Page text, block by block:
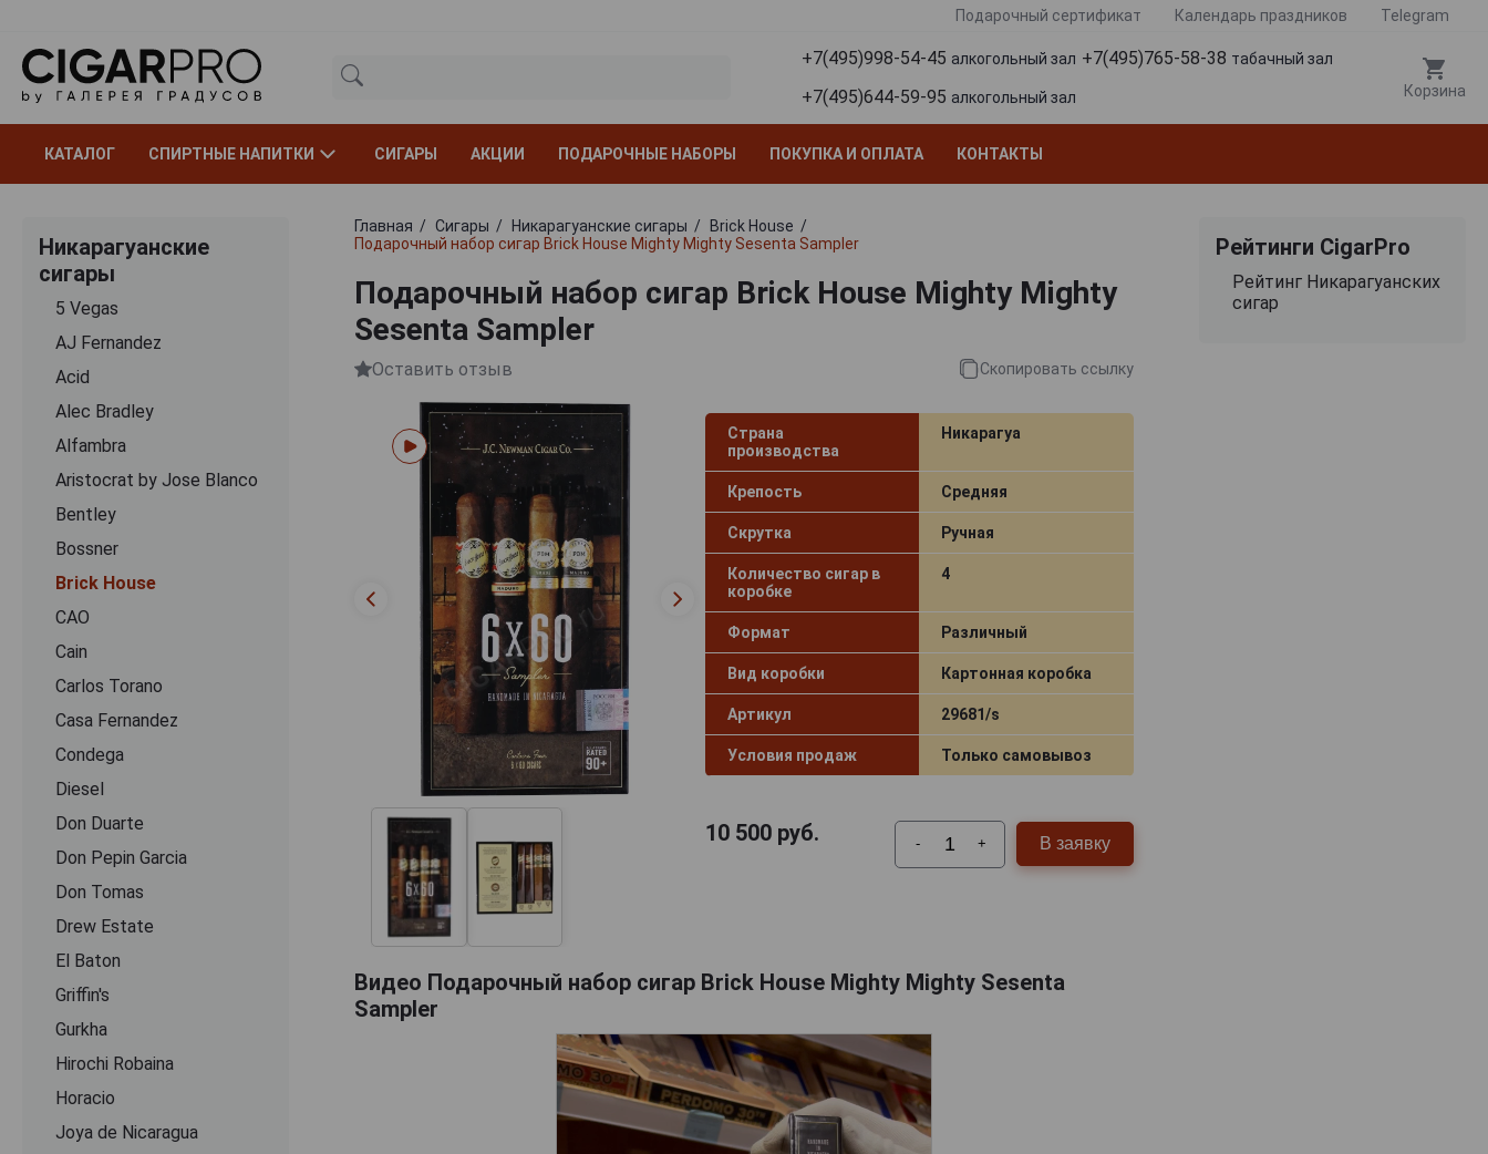
Подарочный сертификат Календарь праздников Telegram
+7(495)998-54-45 алкогольный зал +7(495)765-58-38 табачный зал
+7(495)644-59-95 алкогольный зал Корзина
КАТАЛОГ СПИРТНЫЕ НАПИТКИ СИГАРЫ АКЦИИ ПОДАРОЧНЫЕ НАБОРЫ ПОКУПКА И ОПЛАТА КОНТАКТЫ
Никарагуанские
сигары
5 Vegas
AJ Fernandez
Acid
Alec Bradley
Alfambra
Aristocrat by Jose Blanco
Bentley
Bossner
Brick House
CAO
Cain
Carlos Torano
Casa Fernandez
Condega
Diesel
Don Duarte
Don Pepin Garcia
Don Tomas
Drew Estate
El Baton
Griffin's
Gurkha
Hirochi Robaina
Horacio
Joya de Nicaragua
Главная Сигары Никарагуанские сигары
Brick House
Подарочный набор сигар Brick House Mighty Mighty Sesenta Sampler
Подарочный набор сигар Brick House Mighty Mighty
Sesenta Sampler
Оставить отзыв Скопировать ссылку
Страна
производства
Никарагуа
Крепость Средняя
Скрутка Ручная
Количество сигар в
коробке
4
Формат Различный
Вид коробки Картонная коробка
Артикул 29681/s
Условия продаж Только самовывоз
10 500руб. - + В заявку
Видео Подарочный набор сигар Brick House Mighty Mighty Sesenta
Sampler
Рейтинги CigarPro
Рейтинг Никарагуанских
сигар